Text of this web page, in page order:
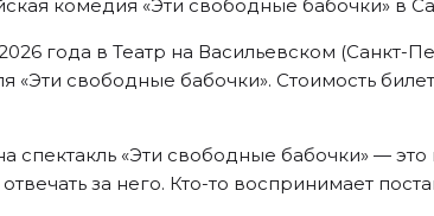
комедия «Эти свободные бабочки» в
года в Театр на Васильевском (Санкт-
«Эти свободные бабочки». Стоимость
спектакль «Эти свободные бабочки» —
за него. Кто-то воспринимает